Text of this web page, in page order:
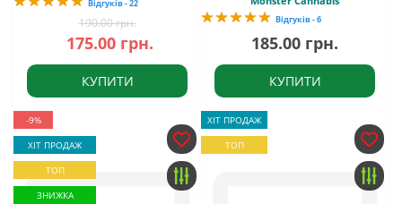
Відгуків - 22
190.00 грн.
175.00 грн.
КУПИТИ
Відгуків - 6
185.00 грн.
КУПИТИ
-9%
ХІТ ПРОДАЖ
ТОП
ЗНИЖКА
ХІТ ПРОДАЖ
ТОП